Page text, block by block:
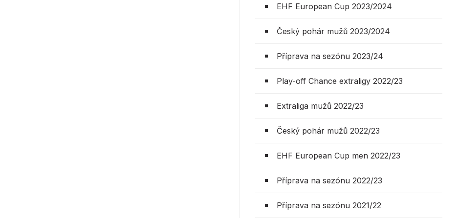
EHF European Cup 2023/2024
Český pohár mužů 2023/2024
Příprava na sezónu 2023/24
Play-off Chance extraligy 2022/23
Extraliga mužů 2022/23
Český pohár mužů 2022/23
EHF European Cup men 2022/23
Příprava na sezónu 2022/23
Příprava na sezónu 2021/22